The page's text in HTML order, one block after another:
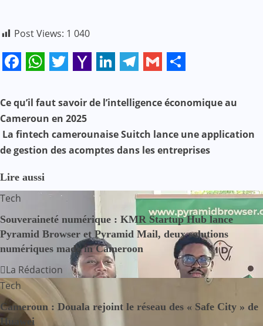
Post Views: 1 040
Mail
N
a
v
i
g
a
t
i
o
n
Ce qu’il faut savoir de l’intelligence économique au
Cameroun en 2025
La fintech camerounaise Suitch lance une application
de gestion des acomptes dans les entreprises
Lire aussi
Tech
Souveraineté numérique : KMR Startup Hub lance
Pyramid Browser et Pyramid Mail, deux solutions
numériques made in Cameroon
La Rédaction
Tech
Cameroun : Douala rejoint le réseau des « Safe City » de
Huawei